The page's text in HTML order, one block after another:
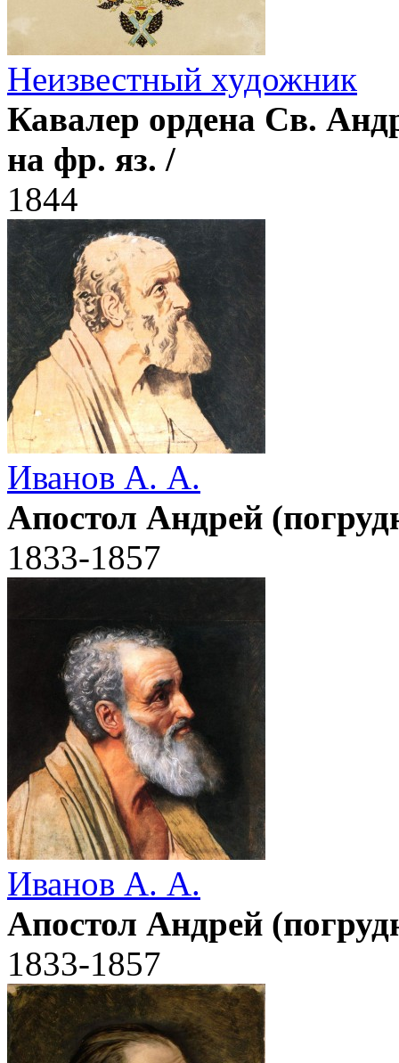
Неизвестный художник
Кавалер ордена Св.
на фр. яз. /
1844
Иванов А. А.
Апостол Андрей
1833-1857
Иванов А. А.
Апостол Андрей
1833-1857